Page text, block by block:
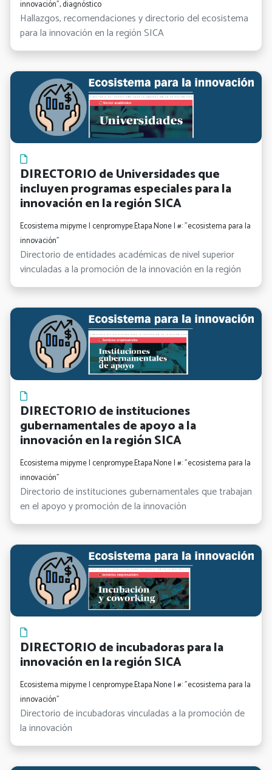
innovación", diagnóstico
Hallazgos, recomendaciones y directorio del ecosistema
para la innovación en la región SICA
DIRECTORIO de Universidades que
incluyen programas especiales para la
innovación en la región SICA
Ecosistema mipyme | cenpromype.Etapa.None | #: "ecosistema para la
innovación"
Directorio de entidades académicas de nivel superior
vinculadas a la promoción de la innovación en la región
DIRECTORIO de instituciones
gubernamentales de apoyo a la
innovación en la región SICA
Ecosistema mipyme | cenpromype.Etapa.None | #: "ecosistema para la
innovación"
Directorio de instituciones gubernamentales que trabajan
en el apoyo y promoción de la innovación
DIRECTORIO de incubadoras para la
innovación en la región SICA
Ecosistema mipyme | cenpromype.Etapa.None | #: "ecosistema para la
innovación"
Directorio de incubadoras vinculadas a la promoción de
la innovación